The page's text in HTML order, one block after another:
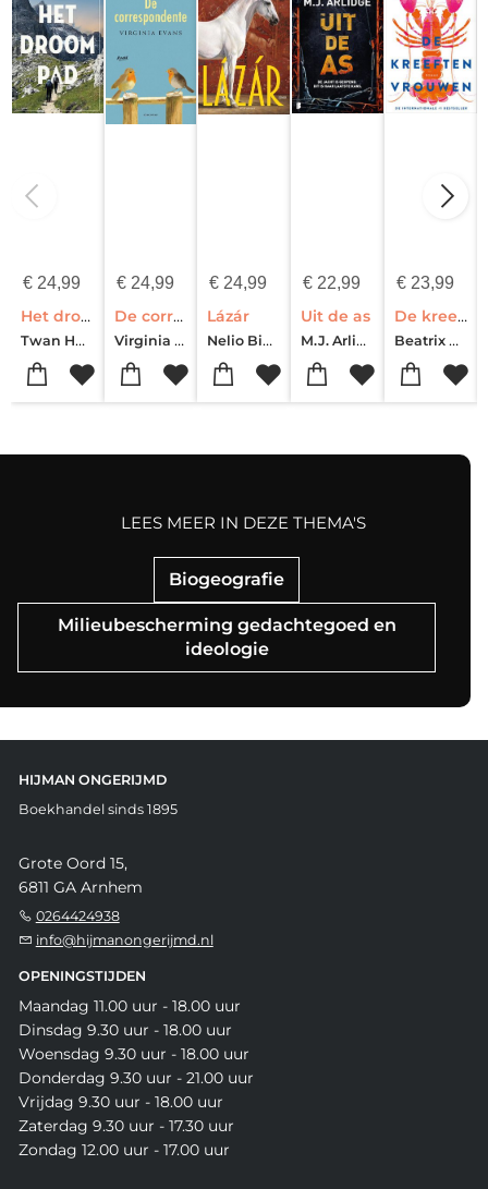
€24,99
Het droompad
Twan Huys
€24,99
De correspondente
Virginia Evans
€ 24,99
Lázár
Nelio Biedermann
€ 22,99
Uit de as
M.J. Arlidge
€23,99
De kreeftenvrouwen
Beatrix Gerstberger
Biogeografie
Milieubescherming gedachtegoed en
ideologie
LEES MEER IN DEZE THEMA'S
HIJMAN ONGERIJMD
Boekhandel sinds 1895
Grote Oord 15,
6811 GA Arnhem
0264424938
info@hijmanongerijmd.nl
OPENINGSTIJDEN
Maandag 11.00 uur - 18.00 uur
Dinsdag 9.30 uur - 18.00 uur
Woensdag 9.30 uur - 18.00 uur
Donderdag 9.30 uur - 21.00 uur
Vrijdag 9.30 uur - 18.00 uur
Zaterdag 9.30 uur - 17.30 uur
Zondag 12.00 uur - 17.00 uur